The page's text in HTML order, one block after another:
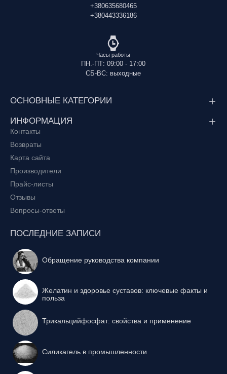
+380635680465
+380443336186
Часы работы
ПН.-ПТ: 09:00 - 17:00
СБ-ВС: выходные
ОСНОВНЫЕ КАТЕГОРИИ
ИНФОРМАЦИЯ
Контакты
Возвраты
Карта сайта
Производители
Прайс-листы
Отзывы
Вопросы-ответы
ПОСЛЕДНИЕ ЗАПИСИ
Обращение руководства компании
Желатин и здоровье суставов: ключевые факты и
польза
Трикальцийфосфат: свойства и применение
Силикагель в промышленности